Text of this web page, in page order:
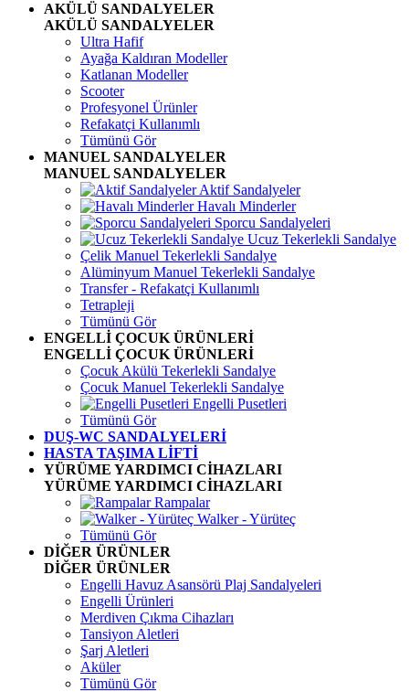
AKÜLÜ SANDALYELER
AKÜLÜ SANDALYELER
Ultra Hafif
Ayağa Kaldıran Modeller
Katlanan Modeller
Scooter
Profesyonel Ürünler
Refakatçi Kullanımlı
Tümünü Gör
MANUEL SANDALYELER
MANUEL SANDALYELER
Aktif Sandalyeler
Havalı Minderler
Sporcu Sandalyeleri
Ucuz Tekerlekli Sandalye
Çelik Manuel Tekerlekli Sandalye
Alüminyum Manuel Tekerlekli Sandalye
Transfer - Refakatçi Kullanımlı
Tetrapleji
Tümünü Gör
ENGELLİ ÇOCUK ÜRÜNLERİ
ENGELLİ ÇOCUK ÜRÜNLERİ
Çocuk Akülü Tekerlekli Sandalye
Çocuk Manuel Tekerlekli Sandalye
Engelli Pusetleri
Tümünü Gör
DUŞ-WC SANDALYELERİ
HASTA TAŞIMA LİFTİ
YÜRÜME YARDIMCI CİHAZLARI
YÜRÜME YARDIMCI CİHAZLARI
Rampalar
Walker - Yürüteç
Tümünü Gör
DİĞER ÜRÜNLER
DİĞER ÜRÜNLER
Engelli Havuz Asansörü Plaj Sandalyeleri
Engelli Ürünleri
Merdiven Çıkma Cihazları
Tansiyon Aletleri
Şarj Aletleri
Aküler
Tümünü Gör